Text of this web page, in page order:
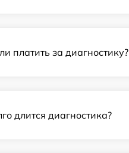
платить за диагностику?
длится диагностика?